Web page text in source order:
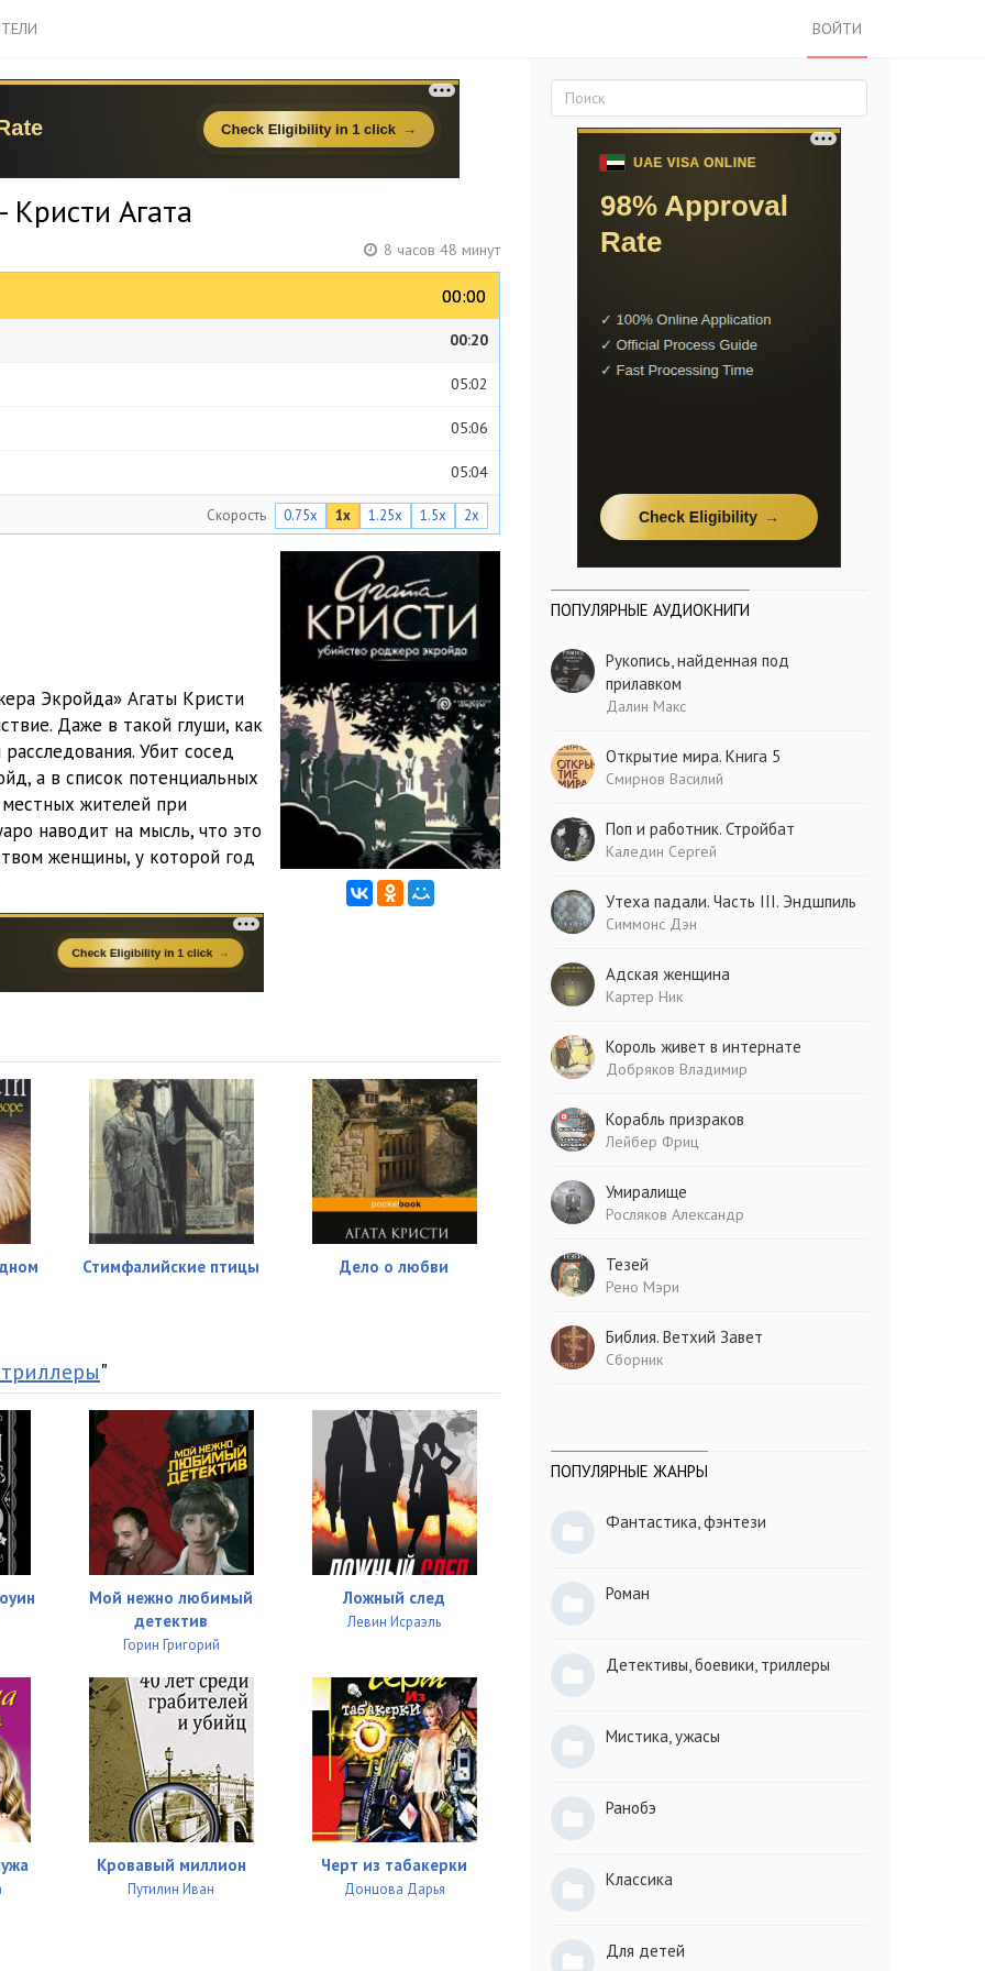
ВОЙТИ
Агата
8 часов 48 минут
00:00
00:00
00:20
05:02
05:06
05:04
05:01
05:06
05:04
05:02
05:03
01:38
04:50
05:03
05:07
05:02
05:03
05:01
05:01
05:08
05:03
05:02
05:18
05:02
05:02
05:01
05:01
Скорость 0.75x 1x 1.25x 1.5x 2x
Экройда» Агаты Кристи
Даже в такой глуши, как
Убит сосед
а в список потенциальных
жителей при
наводит на мысль, что это
женщины, у которой год
Стимфалийские птицы Дело о любви
"
Мой нежно любимый
детектив
Горин Григорий
Ложный след
Левин Исраэль
Кровавый миллион
Путилин Иван
Черт из табакерки
Донцова Дарья
ПОПУЛЯРНЫЕ АУДИОКНИГИ
Рукопись, найденная под
прилавком
Далин Макс
Открытие мира. Книга 5
Смирнов Василий
Поп и работник. Стройбат
Каледин Сергей
Утеха падали. Часть III. Эндшпиль
Симмонс Дэн
Адская женщина
Картер Ник
Король живет в интернате
Добряков Владимир
Корабль призраков
Лейбер Фриц
Умиралище
Росляков Александр
Тезей
Рено Мэри
Библия. Ветхий Завет
Сборник
ПОПУЛЯРНЫЕ ЖАНРЫ
Фантастика, фэнтези
Роман
Детективы, боевики, триллеры
Мистика, ужасы
Ранобэ
Классика
Для детей